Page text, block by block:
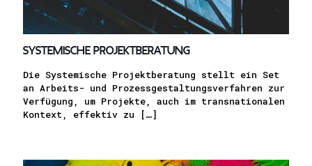
Systemische Projekt­beratung
Die Systemische Projektberatung stellt ein Set
an Arbeits- und Prozessgestaltungsverfahren zur
Verfügung, um Projekte, auch im transnationalen
Kontext, effektiv zu […]